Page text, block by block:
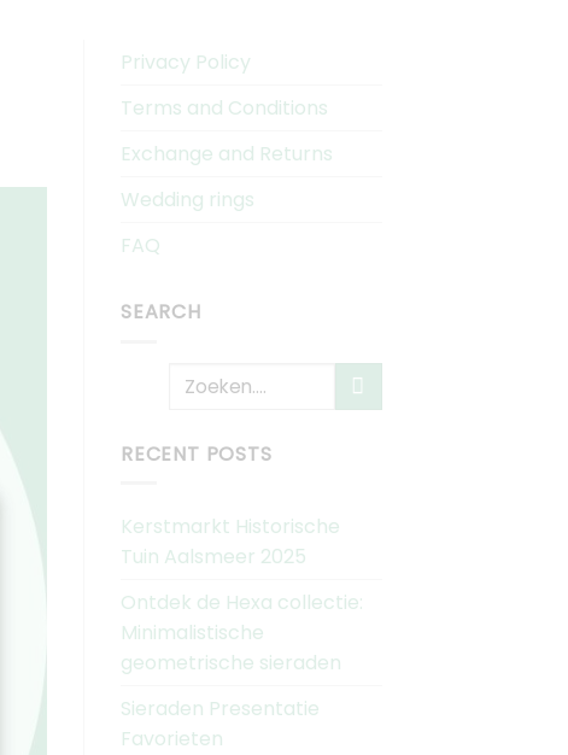
Privacy Policy
Terms and Conditions
Exchange and Returns
Wedding rings
FAQ
SEARCH
RECENT POSTS
Kerstmarkt Historische
Tuin Aalsmeer 2025
Ontdek de Hexa collectie:
Minimalistische
geometrische sieraden
Sieraden Presentatie
Favorieten